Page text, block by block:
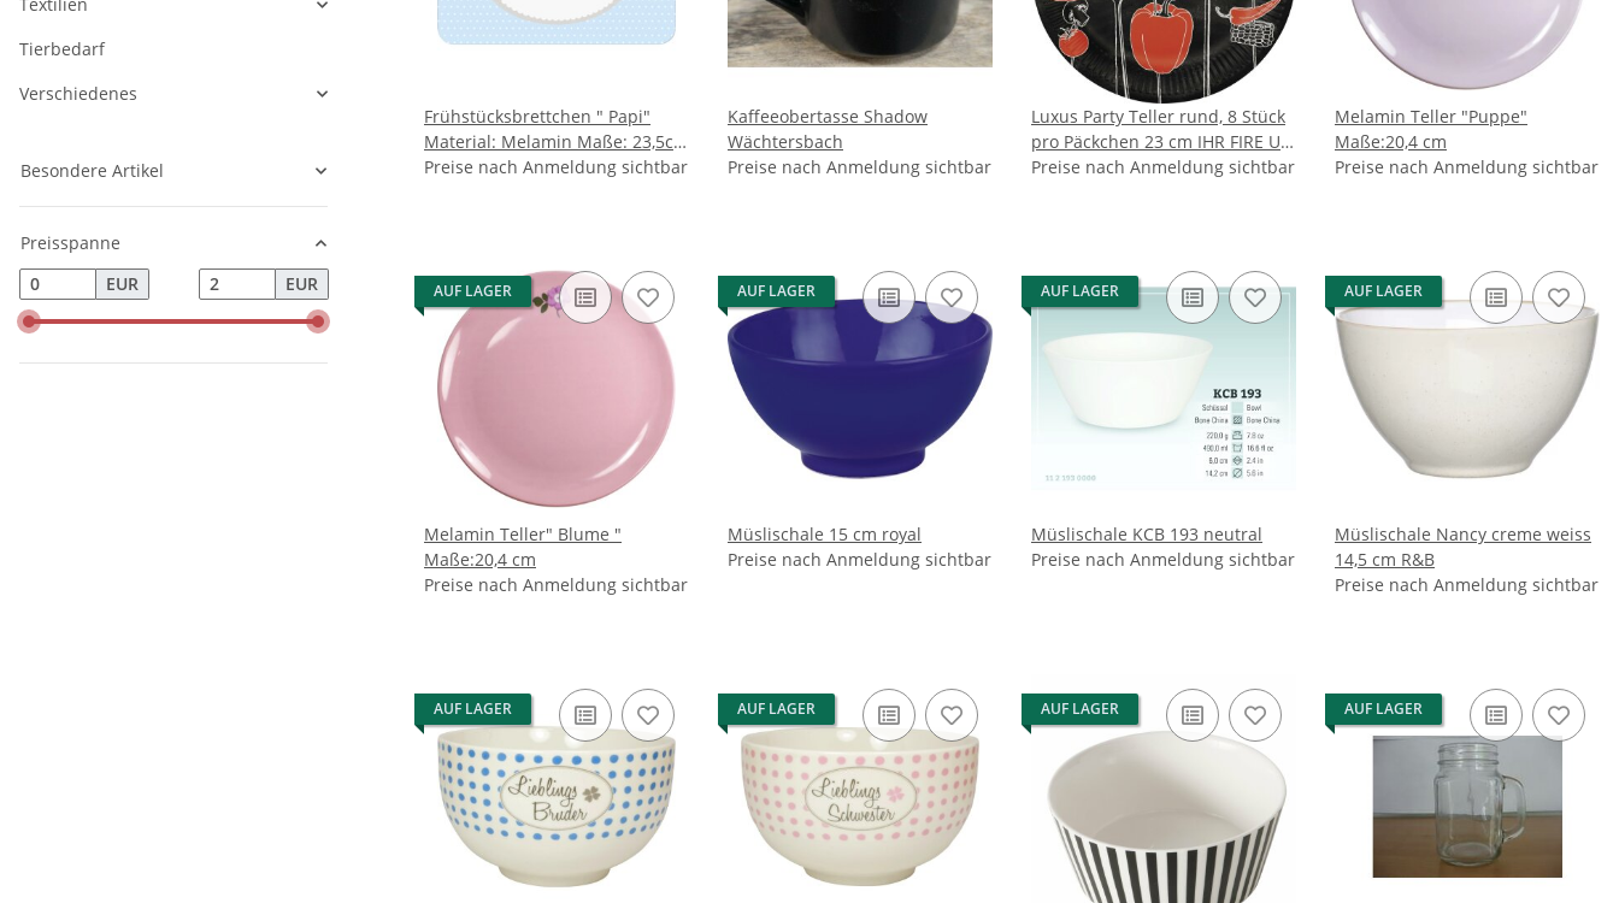
Frühstücksbrettchen " Papi"
Material: Melamin Maße: 23,5cm
x 14,5cm x 0,3cm
Preise nach Anmeldung sichtbar
Kaffeeobertasse Shadow
Wächtersbach
Preise nach Anmeldung sichtbar
Luxus Party Teller rund, 8 Stück
pro Päckchen 23 cm IHR FIRE UP
THE GRILL red
Preise nach Anmeldung sichtbar
Melamin Teller "Puppe"
Maße:20,4 cm
Preise nach Anmeldung sichtbar
AUF LAGER
Melamin Teller" Blume "
Maße:20,4 cm
Preise nach Anmeldung sichtbar
AUF LAGER
Müslischale 15 cm royal
Preise nach Anmeldung sichtbar
AUF LAGER
Müslischale KCB 193 neutral
Preise nach Anmeldung sichtbar
AUF LAGER
Müslischale Nancy creme weiss
14,5 cm R&B
Preise nach Anmeldung sichtbar
AUF LAGER AUF LAGER AUF LAGER AUF LAGER
Tierbedarf
Verschiedenes
Besondere Artikel
Preisspanne
EUR
EUR